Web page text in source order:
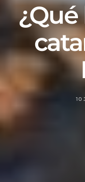
10